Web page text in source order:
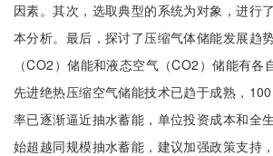
因素。其次，选取典型的系统为对象，进行
本分析。最后，探讨了压缩气体储能发展趋
（CO2）储能和液态空气（CO2）储能有各
先进绝热压缩空气储能技术已趋于成熟，
率已逐渐逼近抽水蓄能，单位投资成本和全
始超越同规模抽水蓄能，建议加强政策支持